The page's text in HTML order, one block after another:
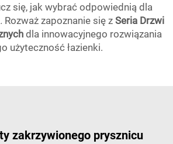
się, jak wybrać odpowiednią dla
zapoznanie się z Seria Drzwi
dla innowacyjnego rozwiązania
użyteczność łazienki.
zakrzywionego prysznicu